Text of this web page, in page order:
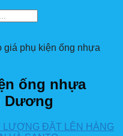
giá phụ kiện ống nhựa
ống nhựa
Dương
LƯỢNG ĐẶT LÊN HÀNG